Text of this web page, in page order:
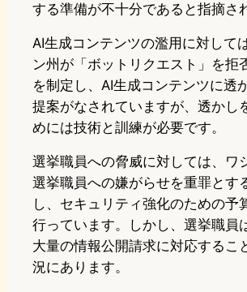
する準備が不十分であると指摘さ
AI生成コンテンツの濫用に対して
ン州が「ボットリクエスト」を拒
を制定し、AI生成コンテンツに透
提案がなされていますが、透かし
めには技術と訓練が必要です。
選挙職員への脅威に対しては、ワ
選挙職員への嫌がらせを重罪とす
し、セキュリティ強化のための予
行っています。しかし、選挙職員
大量の情報公開請求に対応するこ
況にあります。